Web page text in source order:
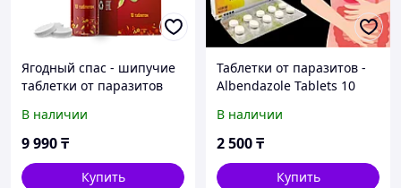
Ягодный спас - шипучие
таблетки от паразитов
В наличии
9 990₸
Купить
Таблетки от паразитов -
Albendazole Tablets 10
В наличии
2 500₸
Купить